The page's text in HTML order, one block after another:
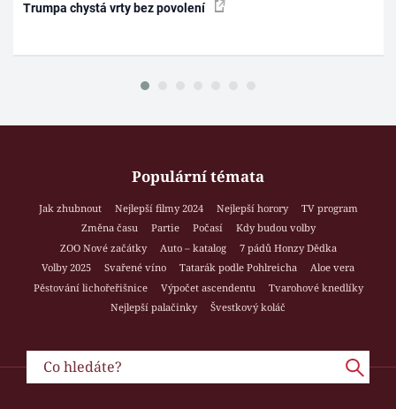
Trumpa chystá vrty bez povolení
Populární témata
Jak zhubnout Nejlepší filmy 2024 Nejlepší horory
TV program
Změna času
Partie Počasí
Kdy budou volby
ZOO Nové začátky
Auto – katalog
7 pádů Honzy Dědka
Volby 2025
Svařené víno Tatarák podle Pohlreicha
Aloe vera
Pěstování lichořeřišnice
Výpočet ascendentu
Tvarohové knedlíky
Nejlepší palačinky
Švestkový koláč